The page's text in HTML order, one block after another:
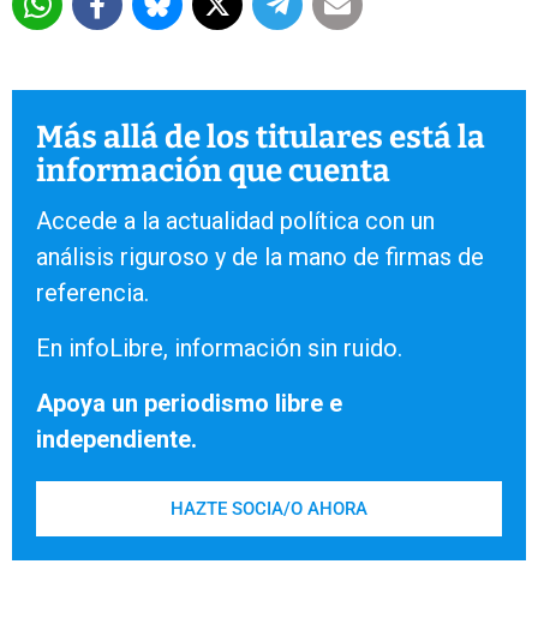
Más allá de los titulares está la
información que cuenta
Accede a la actualidad política con un
análisis riguroso y de la mano de firmas de
referencia.
En infoLibre, información sin ruido.
Apoya un periodismo libre e
independiente.
HAZTE SOCIA/O AHORA